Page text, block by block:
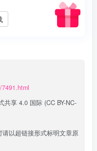
共享 4.0 国际 (CC BY-NC-
以超链接形式标明文章原